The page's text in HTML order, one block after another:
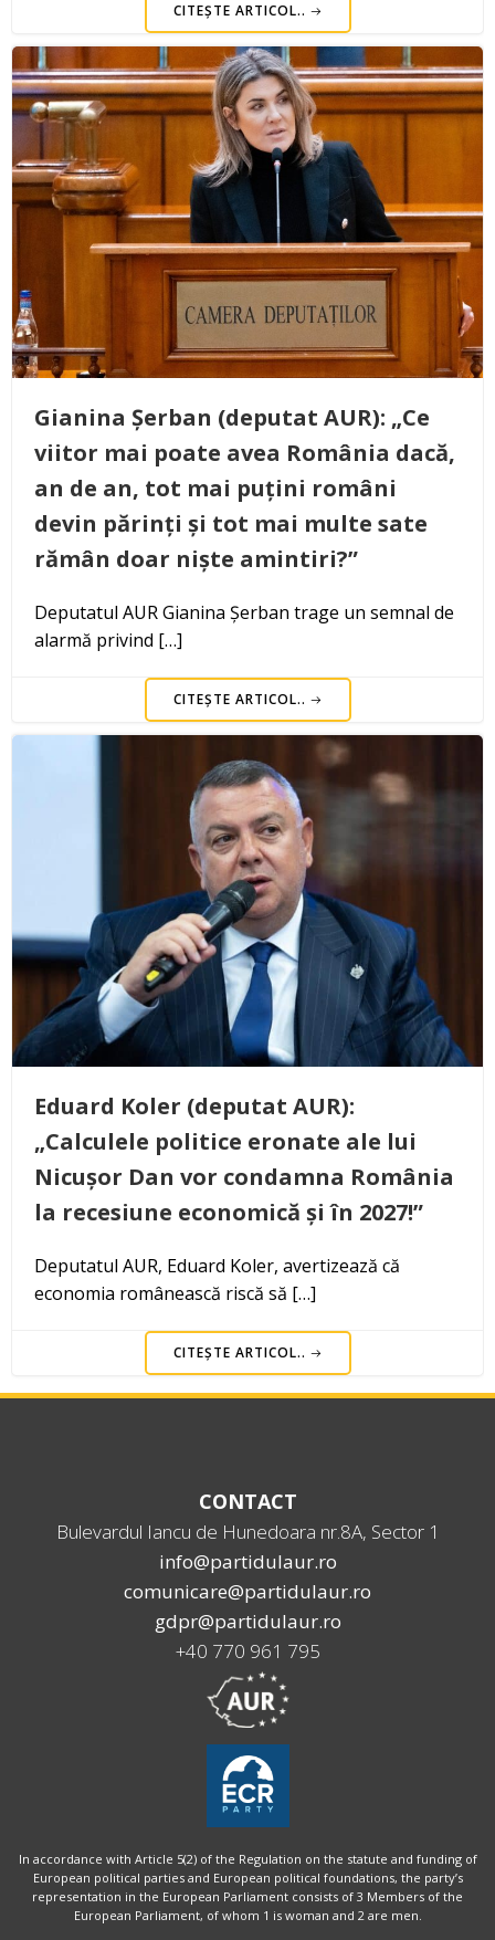
CITEȘTE ARTICOL..
Gianina Șerban (deputat AUR): „Ce
viitor mai poate avea România dacă,
an de an, tot mai puțini români
devin părinți și tot mai multe sate
rămân doar niște amintiri?”
Deputatul AUR Gianina Șerban trage un semnal de
alarmă privind […]
CITEȘTE ARTICOL..
Eduard Koler (deputat AUR):
„Calculele politice eronate ale lui
Nicușor Dan vor condamna România
la recesiune economică și în 2027!”
Deputatul AUR, Eduard Koler, avertizează că
economia românească riscă să […]
CITEȘTE ARTICOL..
CONTACT
Bulevardul Iancu de Hunedoara nr.8A, Sector 1
info@partidulaur.ro
comunicare@partidulaur.ro
gdpr@partidulaur.ro
+40 770 961 795
In accordance with Article 5(2) of the Regulation on the statute and funding of
European political parties and European political foundations, the party’s
representation in the European Parliament consists of 3 Members of the
European Parliament, of whom 1 is woman and 2 are men.